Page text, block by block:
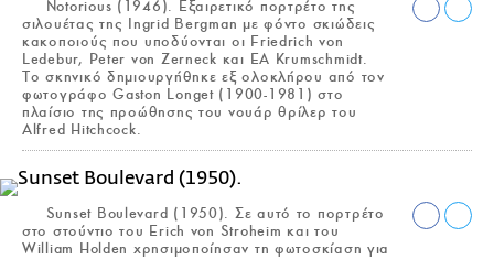
Notorious (1946). Εξαιρετικό πορτρέτο της
σιλουέτας της Ingrid Bergman με φόντο σκιώδεις
κακοποιούς που υποδύονται οι Friedrich von
Ledebur, Peter von Zerneck και EA Krumschmidt.
Το σκηνικό δημιουργήθηκε εξ ολοκλήρου από τον
φωτογράφο Gaston Longet (1900-1981) στο
πλαίσιο της προώθησης του νουάρ θρίλερ του
Alfred Hitchcock.
Sunset Boulevard (1950). Σε αυτό το πορτρέτο
στο στούντιο του Erich von Stroheim και του
William Holden χρησιμοποίησαν τη φωτοσκίαση για